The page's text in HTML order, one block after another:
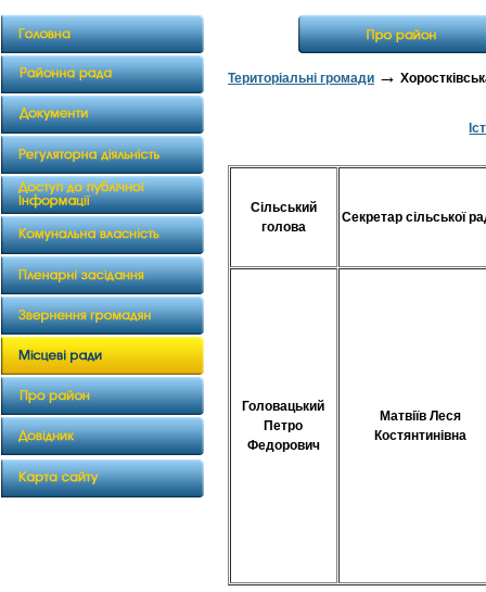
Територіальні громади →
Сільський
голова
Секретар сільської
Головацький
Петро
Федорович
Матвіїв Леся
Костянтинівна